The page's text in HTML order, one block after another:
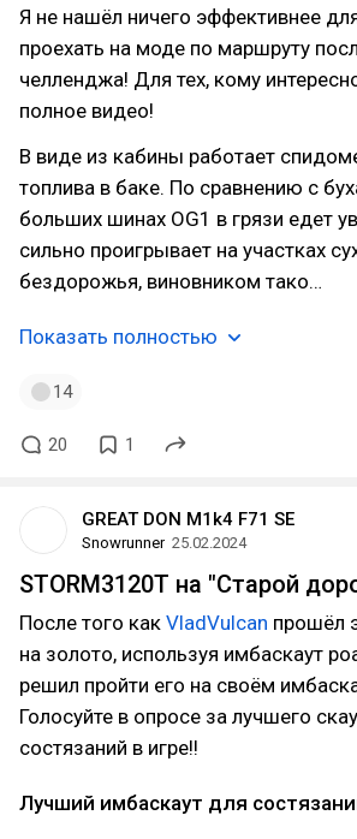
Я не нашёл ничего эффективнее
проехать на моде по маршруту
челленджа! Для тех, кому
полное видео!
В виде из кабины работает
топлива в баке. По сравнению с
больших шинах OG1 в грязи едет
сильно проигрывает на участках
бездорожья, виновником тако…
Показать полностью
14
20 1
GREAT DON M1k4 F71 SE
Snowrunner 25.02.2024
STORM3120T на "Старой
После того как VladVulcan прошёл
на золото, используя имбаскаут
решил пройти его на своём
Голосуйте в опросе за лучшего
состязаний в игре!!
Лучший имбаскаут для